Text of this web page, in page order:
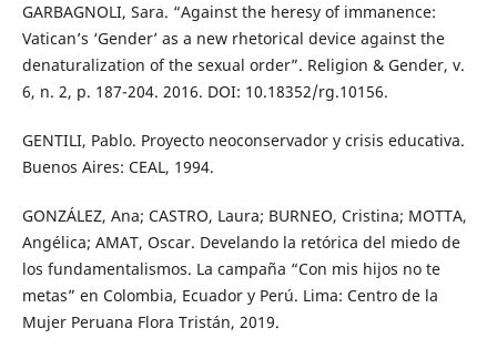
GARBAGNOLI, Sara. “Against the heresy of immanence:
Vatican’s ‘Gender’ as a new rhetorical device against the
denaturalization of the sexual order”. Religion & Gender, v.
6, n. 2, p. 187-204. 2016. DOI: 10.18352/rg.10156.
GENTILI, Pablo. Proyecto neoconservador y crisis educativa.
Buenos Aires: CEAL, 1994.
GONZÁLEZ, Ana; CASTRO, Laura; BURNEO, Cristina; MOTTA,
Angélica; AMAT, Oscar. Develando la retórica del miedo de
los fundamentalismos. La campaña “Con mis hijos no te
metas” en Colombia, Ecuador y Perú. Lima: Centro de la
Mujer Peruana Flora Tristán, 2019.